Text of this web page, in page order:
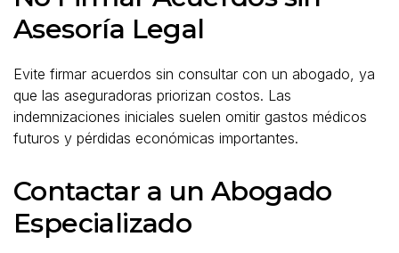
Asesoría Legal
Evite firmar acuerdos sin consultar con un abogado, ya
que las aseguradoras priorizan costos. Las
indemnizaciones iniciales suelen omitir gastos médicos
futuros y pérdidas económicas importantes.
Contactar a un Abogado
Especializado